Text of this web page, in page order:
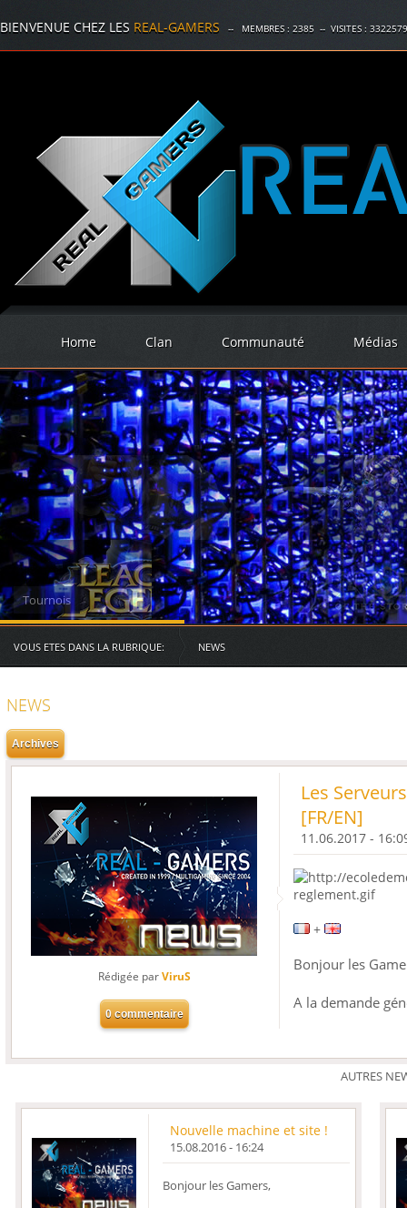
BIENVENUE CHEZ LES REAL-GAMERS -- MEMBRES : 2385 -- VISITES : 3322579
Home Clan Communauté Médias
Serveurs des RG
VOUS ETES DANS LA RUBRIQUE: NEWS
NEWS
Rédigée parViruS
Les
[FR/EN]
11.06.2017 -
+
Bonjour les
A la demande
AUTRES
Nouvelle machine et site !
15.08.2016 - 16:24
Bonjour les Gamers,